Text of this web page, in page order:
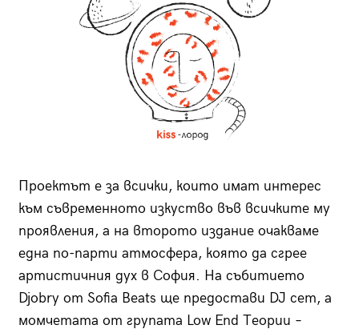
Проектът е за всички, които имат интерес
към съвременното изкуство във всичките му
проявления, а на второто издание очакваме
една по-парти атмосфера, която да сгрее
артистичния дух в София. На събитието
Djobry от Sofia Beats ще предостави DJ сет, а
момчетата от групата Low End Теории –